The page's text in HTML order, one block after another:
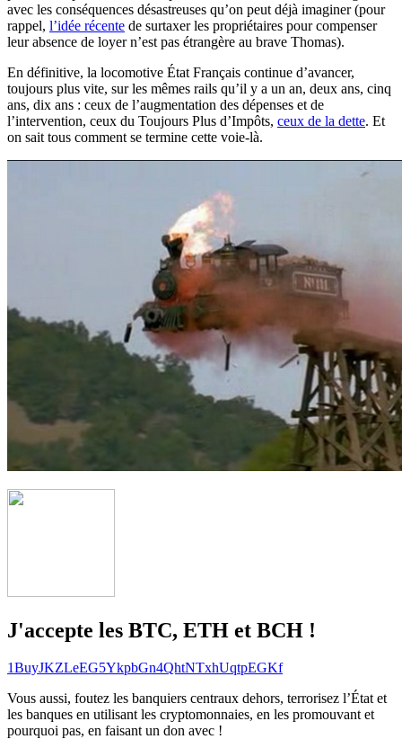
avec les conséquences désastreuses qu’on peut déjà imaginer (pour
rappel, l’idée récente de surtaxer les propriétaires pour compenser
leur absence de loyer n’est pas étrangère au brave Thomas).
En définitive, la locomotive État Français continue d’avancer,
toujours plus vite, sur les mêmes rails qu’il y a un an, deux ans, cinq
ans, dix ans : ceux de l’augmentation des dépenses et de
l’intervention, ceux du Toujours Plus d’Impôts, ceux de la dette. Et
on sait tous comment se termine cette voie-là.
J'accepte les BTC, ETH et BCH !
1BuyJKZLeEG5YkpbGn4QhtNTxhUqtpEGKf
Vous aussi, foutez les banquiers centraux dehors, terrorisez l’État et
les banques en utilisant les cryptomonnaies, en les promouvant et
pourquoi pas, en faisant un don avec !